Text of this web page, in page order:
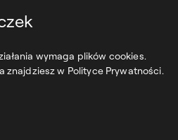
wymaga plików cookies.
znajdziesz w Polityce Prywatności.